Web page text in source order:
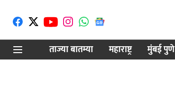
ताज्या बातम्या
महाराष्ट्र मुंबई पुणे